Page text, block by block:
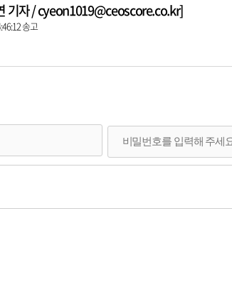
기자 / cyeon1019@ceoscore.co.kr]
송고